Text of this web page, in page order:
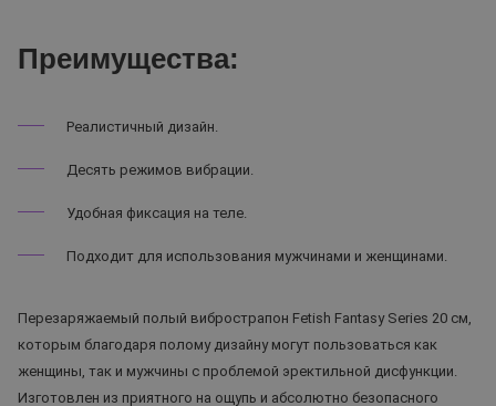
Преимущества:
Реалистичный дизайн.
Десять режимов вибрации.
Удобная фиксация на теле.
Подходит для использования мужчинами и женщинами.
Перезаряжаемый полый вибрострапон Fetish Fantasy Series 20 см,
которым благодаря полому дизайну могут пользоваться как
женщины, так и мужчины с проблемой эректильной дисфункции.
Изготовлен из приятного на ощупь и абсолютно безопасного